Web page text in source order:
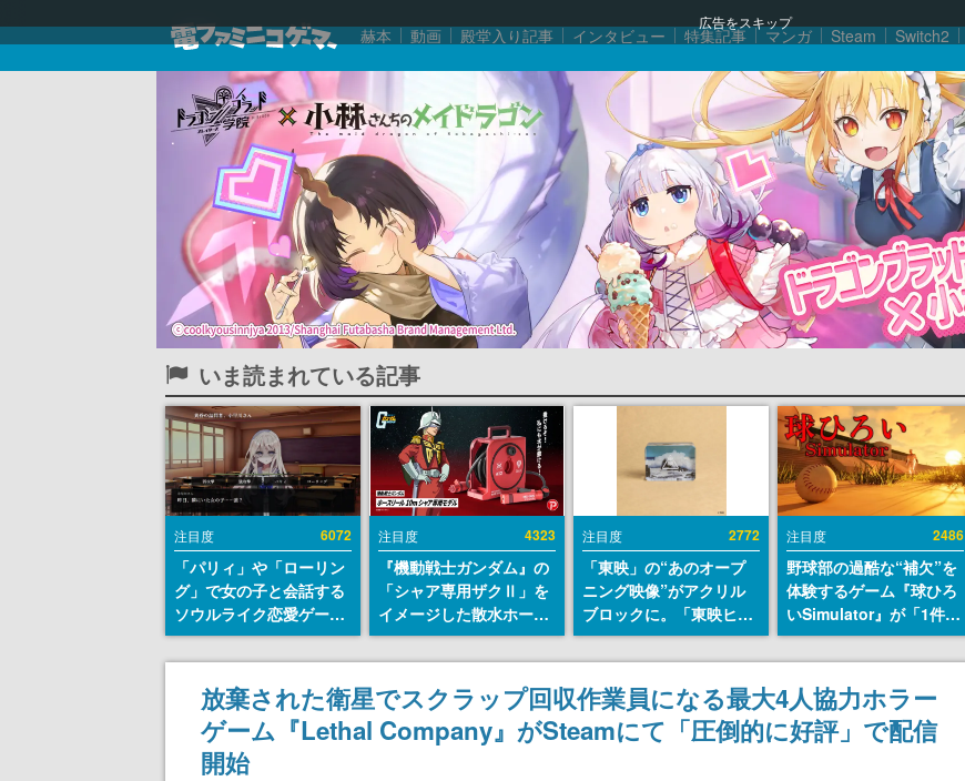
広告をスキップ
赫本 動画 殿堂入り記事 インタビュー 特集記事 マンガ Steam Switch2
いま読まれている記事
注目度 6072
「パリィ」や「ローリン
グ」で女の子と会話する
ソウルライク恋愛ゲーム
『小早川さんはソウルラ
イク』無料公開。返事に
失敗すると「YOU
DIED」
注目度 4323
『機動戦士ガンダム』の
「シャア専用ザクⅡ」を
イメージした散水ホース
リールが予約開始。本体
にはシャアのパーソナル
マークやジオン公国軍の
エンブレム、型式番号な
どを配置
注目度 2772
「東映」の“あのオープ
ニング映像”がアクリル
ブロックに。「東映ヒス
トリカル グッズコレクシ
ョン」が8月下旬より発
売
注目度 2486
野球部の過酷な“補欠”を
体験するゲーム『球ひろ
いSimulator』が「1件」
のウィッシュリストをも
とにチェコ語に対応し
SNSで話題に。『キング
ダム・カム』開発元やチ
ェコのプロ野球選手から
放棄された衛星でスクラップ回収作業員になる最大4人協力ホラー
ゲーム『Lethal Company』がSteamにて「圧倒的に好評」で配信
開始